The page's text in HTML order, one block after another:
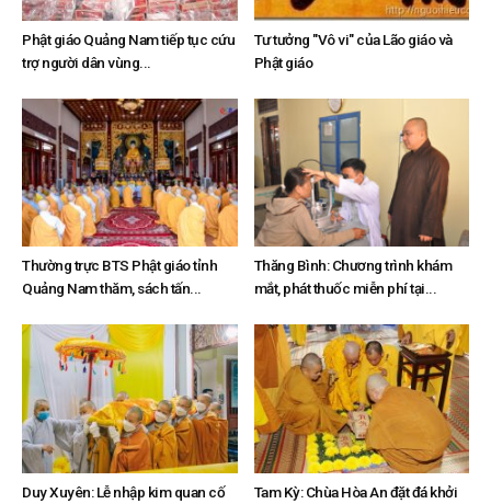
Phật giáo Quảng Nam tiếp tục cứu
trợ người dân vùng...
Tư tưởng "Vô vi" của Lão giáo và
Phật giáo
Thường trực BTS Phật giáo tỉnh
Quảng Nam thăm, sách tấn...
Thăng Bình: Chương trình khám
mắt, phát thuốc miễn phí tại...
Duy Xuyên: Lễ nhập kim quan cố
Tam Kỳ: Chùa Hòa An đặt đá khởi